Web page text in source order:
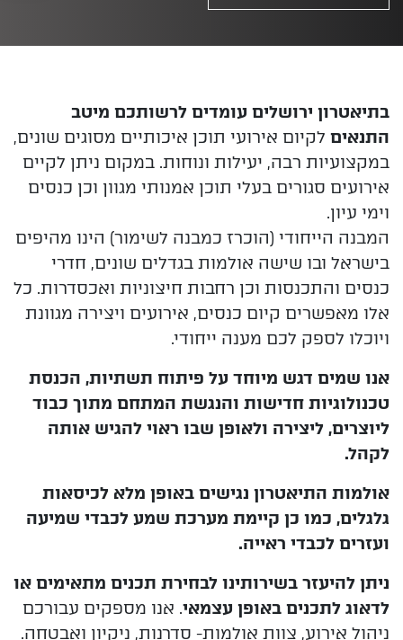
בתיאטרון ירושלים עומדים לרשותכם מיטב
התנאים לקיום אירועי תוכן איכותיים מסוגים שונים,
במקצועיות רבה, יעילות ונוחות. במקום ניתן לקיים
אירועים סגורים בעלי תוכן אמנותי מגוון וכן כנסים
וימי עיון.
המבנה הייחודי (הוכרז כמבנה לשימור) הינו מהיפים
בישראל ובו שישה אולמות בגדלים שונים, חדרי
כנסים והתכנסות וכן רחבות חיצוניות ואכסדרות. כל
אלו מאפשרים קיום כנסים, אירועים ויצירה מגוונת
ויוכלו לספק לכם מענה ייחודי.
אנו שמים דגש מיוחד על פיתוח תשתיות, הכנסת
טכנולוגיות חדישות והנגשת המתחם מתוך כבוד
ליוצרים, ליצירה ולאופן שבו ראוי להגיש אותה
לקהל.
אולמות התיאטרון נגישים באופן מלא לכיסאות
גלגלים, כמו כן קיימת מערכת שמע לכבדי שמיעה
ועזרים לכבדי ראייה.
ניתן להיעזר בשירותינו לבחירת תכנים מתאימים או
לדאוג לתכנים באופן עצמאי. אנו מספקים עבורכם
ניהול אירוע, צוות אולמות- סדרנות, ניקיון ואבטחה.